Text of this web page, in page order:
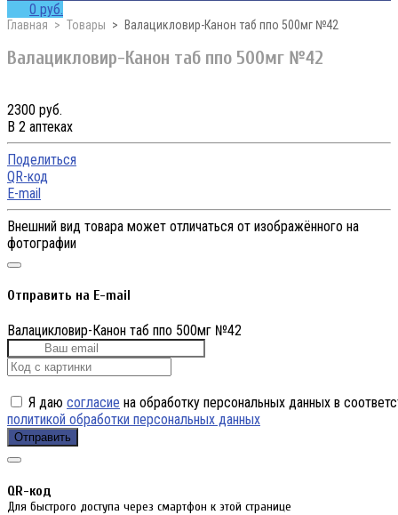
0 руб.
Главная Товары Валацикловир-Канон таб ппо 500мг №42
Валацикловир-Канон таб ппо 500мг №42
2300 руб.
В 2 аптеках
Поделиться
QR-код
E-mail
Внешний вид товара может отличаться от изображённого на
фотографии
Отправить на E-mail
Валацикловир-Канон таб ппо 500мг №42
Я даю согласие на обработку персональных данных в
политикой обработки персональных данных
Отправить
QR-код
Для быстрого доступа через смартфон к этой странице